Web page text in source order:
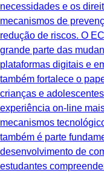
necessidades e os
mecanismos de
redução de riscos. O
grande parte das
plataformas digitais e
também fortalece o
crianças e
experiência on-line
mecanismos
também é parte
desenvolvimento de
estudantes